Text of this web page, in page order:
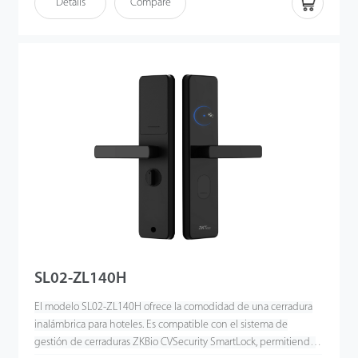
smartphone HTML5 (H5), which ZKBioHLMS supports. Also,
Details Compare
SL02-ZL140H
El modelo SL02-ZL140H ofrece la comodidad de una cerradura
inalámbrica para hoteles. Es compatible con el sistema de
gestión de cerraduras ZKBio CVSecurity SmartLock, permitiendo